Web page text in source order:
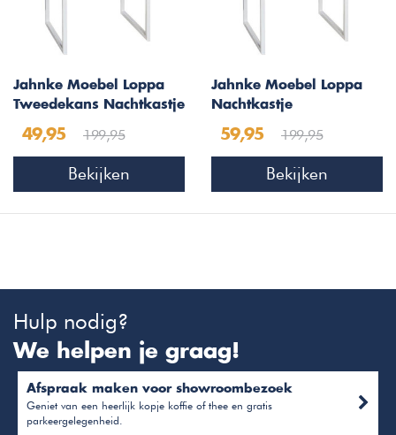
Jahnke Moebel Loppa
Tweedekans Nachtkastje
49,95 199,95
Bekijken
Jahnke Moebel Loppa
Nachtkastje
59,95 199,95
Bekijken
Hulp nodig?
We helpen je graag!
Afspraak maken voor showroombezoek
Geniet van een heerlijk kopje koffie of thee en gratis
parkeergelegenheid.